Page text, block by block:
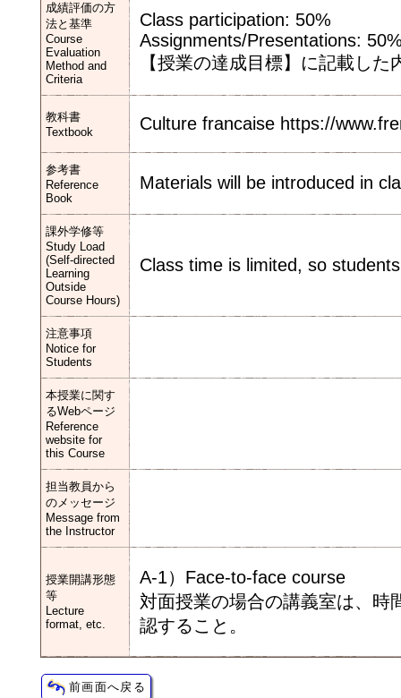
成績評価の方
法と基準
Course
Evaluation
Method and
Criteria
Class participation: 50%
Assignments/Presentations:
【授業の達成目標】に記載し
教科書
Textbook
Culture francaise https://
参考書
Reference
Book
Materials will be introduced in
課外学修等
Study Load
(Self-directed
Learning
Outside
Course Hours)
Class time is limited, so
注意事項
Notice for
Students
本授業に関す
るWebページ
Reference
website for
this Course
担当教員から
のメッセージ
Message from
the Instructor
授業開講形態
等
Lecture
format, etc.
A-1）Face-to-face course
対面授業の場合の講義室は、時
認すること。